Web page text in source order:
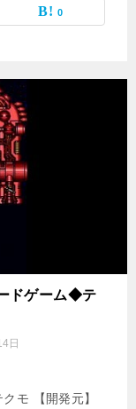
0
ドゲーム◆テ
日
モ 【開発元】